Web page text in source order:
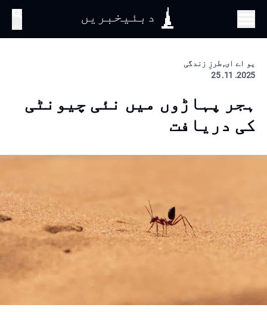
دبئیخبریں
یو اے ای, طرزِ زندگی
2025. 11. 25
ہجر پہاڑوں میں نئی چیونٹی
کی دریافت